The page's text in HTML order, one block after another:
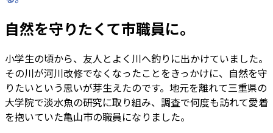
自然を守りたくて市職員に。
小学生の頃から、友人とよく川へ釣りに出かけていました。
その川が河川改修でなくなったことをきっかけに、自然を守
りたいという思いが芽生えたのです。地元を離れて三重県の
大学院で淡水魚の研究に取り組み、調査で何度も訪れて愛着
を抱いていた亀山市の職員になりました。